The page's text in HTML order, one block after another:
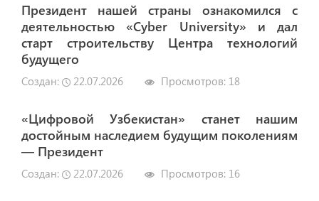
Президент нашей страны ознакомился с
деятельностью «Cyber University» и дал
старт строительству Центра технологий
будущего
Создан: 22.07.2026 Просмотров: 18
«Цифровой Узбекистан» станет нашим
достойным наследием будущим поколениям
— Президент
Создан: 22.07.2026 Просмотров: 16